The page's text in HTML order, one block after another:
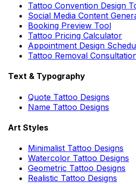
Tattoo Convention Design
Social Media Content
Booking Preview Tool
Tattoo Pricing Calculator
Appointment Design
Tattoo Removal
Text & Typography
Quote Tattoo Designs
Name Tattoo Designs
Art Styles
Minimalist Tattoo Designs
Watercolor Tattoo Designs
Geometric Tattoo Designs
Realistic Tattoo Designs